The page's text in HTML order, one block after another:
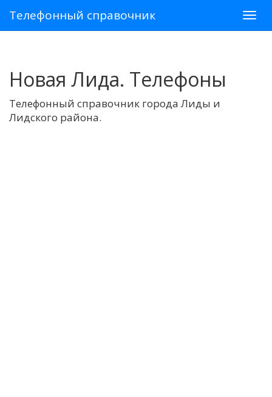
Телефонный справочник
Новая Лида. Телефоны
Телефонный справочник города Лиды и
Лидского района.